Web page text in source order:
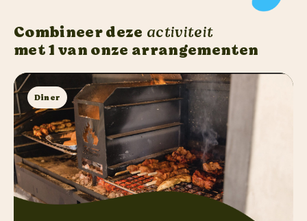
Combineer deze activiteit
met 1 van onze arrangementen
Diner